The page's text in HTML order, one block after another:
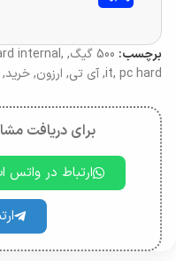
برچسب: 500 گیگ ,
internal,
it, pc hard
,آی تی, ارزون,خرید,
برای دریافت
ارتباط در واتس